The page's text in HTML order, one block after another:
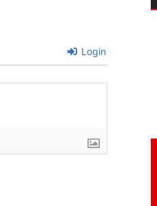
Login